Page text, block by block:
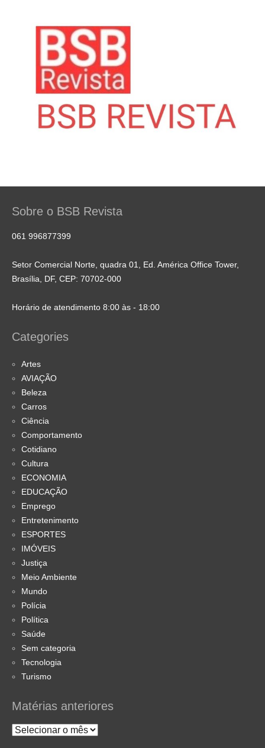
Sobre o BSB Revista
061 996877399
Setor Comercial Norte, quadra 01, Ed. América Office Tower,
Brasília, DF, CEP: 70702-000
Horário de atendimento 8:00 às - 18:00
Categories
Artes
AVIAÇÃO
Beleza
Carros
Ciência
Comportamento
Cotidiano
Cultura
ECONOMIA
EDUCAÇÃO
Emprego
Entretenimento
ESPORTES
IMÓVEIS
Justiça
Meio Ambiente
Mundo
Polícia
Política
Saúde
Sem categoria
Tecnologia
Turismo
Matérias anteriores
Matérias